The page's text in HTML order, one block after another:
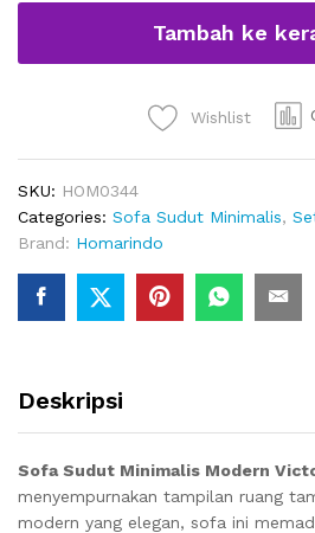
Modern
quantity
Tambah ke
Wishlist
SKU: HOM0344
Categories: Sofa Sudut Minimalis,
Brand: Homarindo
Deskripsi
Sofa Sudut Minimalis Modern
menyempurnakan tampilan ruang
modern yang elegan, sofa ini